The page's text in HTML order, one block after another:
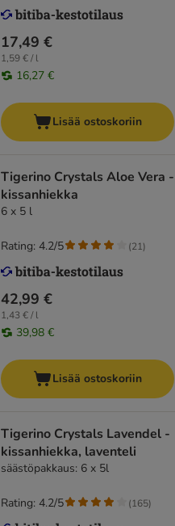
17,49 €
1,59 € / l
16,27 €
Lisää ostoskoriin
Tigerino Crystals Aloe Vera -
kissanhiekka
6 x 5 l
42,99 €
1,43 € / l
39,98 €
Rating: 4.2/5 (21)
Lisää ostoskoriin
Tigerino Crystals Lavendel -
kissanhiekka, laventeli
säästöpakkaus: 6 x 5l
Rating: 4.2/5 (165)